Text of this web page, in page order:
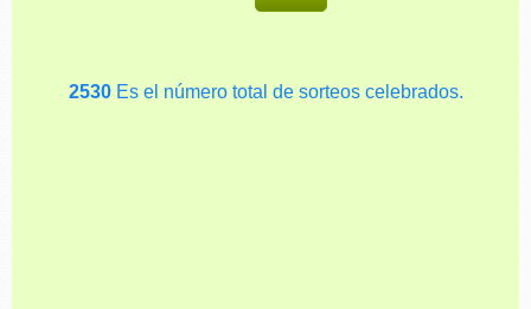
2530Es el número total de sorteos celebrados.